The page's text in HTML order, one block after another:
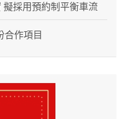
採用預約制平衡車流
合作項目